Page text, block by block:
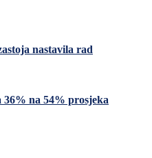
nastavila rad
36% na 54% prosjeka